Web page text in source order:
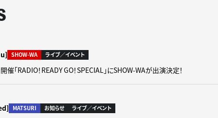
SHOW-WA ライブ／イベント
「RADIO！READY GO！SPECIAL」にSHOW-WAが出演決定！
MATSURI お知らせ ライブ／イベント